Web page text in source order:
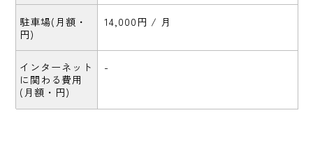
駐車場(月額・
円)
14,000円 / 月
インターネット
に関わる費用
(月額・円)
-